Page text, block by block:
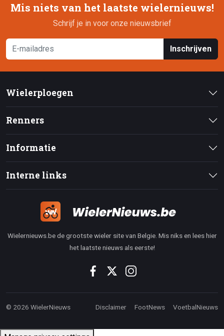
Mis niets van het laatste wielernieuws!
Schrijf je in voor onze nieuwsbrief
Inschrijven
Wielerploegen
Renners
Informatie
Interne links
Wielernieuws.be de grootste wieler site van Belgie. Mis niks en lees hier
het laatste nieuws als eerste!
© 2026 WielerNieuws Disclaimer FootNews VoetbalNieuws